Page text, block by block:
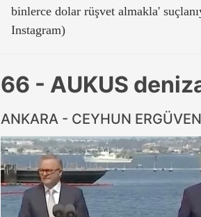
binlerce dolar rüşvet almakla'
Instagram)
66 - AUKUS
ANKARA - CEYHUN